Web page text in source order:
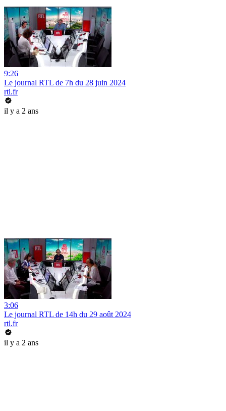
9:26
Le journal RTL de 7h du 28 juin 2024
rtl.fr
il y a 2 ans
3:06
Le journal RTL de 14h du 29 août 2024
rtl.fr
il y a 2 ans